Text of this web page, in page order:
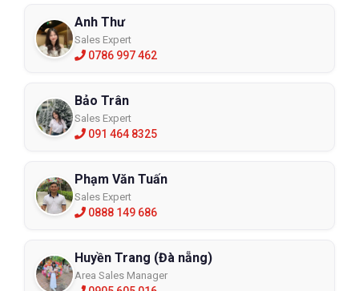
Anh Thư
Sales Expert
0786 997 462
Bảo Trân
Sales Expert
091 464 8325
Phạm Văn Tuấn
Sales Expert
0888 149 686
Huyền Trang (Đà nẵng)
Area Sales Manager